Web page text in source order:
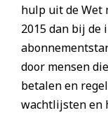
hulp uit de Wet
2015 dan bij de
door mensen
betalen en
wachtlijsten en